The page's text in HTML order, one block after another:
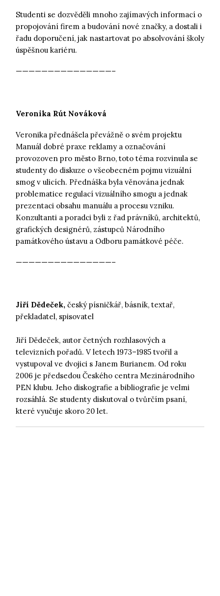
Studenti se dozvěděli mnoho zajímavých informací o
propojování firem a budování nové značky, a dostali i
řadu doporučení, jak nastartovat po absolvování školy
úspěšnou kariéru.
———————————————–
Veronika Rút Nováková
Veronika přednášela převážně o svém projektu
Manuál dobré praxe reklamy a označování
provozoven pro město Brno, toto téma rozvinula se
studenty do diskuze o všeobecném pojmu vizuální
smog v ulicích. Přednáška byla věnována jednak
problematice regulací vizuálního smogu a jednak
prezentaci obsahu manuálu a procesu vzniku.
Konzultanti a poradci byli z řad právníků, architektů,
grafických designérů, zástupců Národního
památkového ústavu a Odboru památkové péče.
———————————————–
Jiří Dědeček, český písničkář, básník, textař,
překladatel, spisovatel
Jiří Dědeček, autor četných rozhlasových a
televizních pořadů. V letech 1973–1985 tvořil a
vystupoval ve dvojici s Janem Burianem. Od roku
2006 je předsedou Českého centra Mezinárodního
PEN klubu. Jeho diskografie a bibliografie je velmi
rozsáhlá. Se studenty diskutoval o tvůrčím psaní,
které vyučuje skoro 20 let.